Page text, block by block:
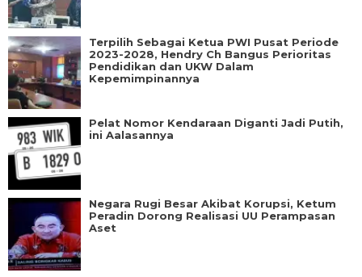
Terpilih Sebagai Ketua PWI Pusat Periode
2023-2028, Hendry Ch Bangus Perioritas
Pendidikan dan UKW Dalam
Kepemimpinannya
Pelat Nomor Kendaraan Diganti Jadi Putih,
ini Aalasannya
Negara Rugi Besar Akibat Korupsi, Ketum
Peradin Dorong Realisasi UU Perampasan
Aset